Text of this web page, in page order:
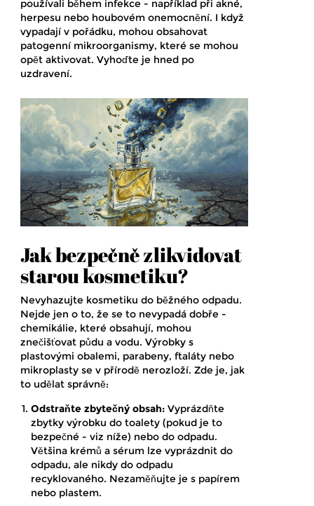
používali během infekce - například při akné,
herpesu nebo houbovém onemocnění. I když
vypadají v pořádku, mohou obsahovat
patogenní mikroorganismy, které se mohou
opět aktivovat. Vyhoďte je hned po
uzdravení.
Jak bezpečně zlikvidovat
starou kosmetiku?
Nevyhazujte kosmetiku do běžného odpadu.
Nejde jen o to, že se to nevypadá dobře -
chemikálie, které obsahují, mohou
znečišťovat půdu a vodu. Výrobky s
plastovými obalemi, parabeny, ftaláty nebo
mikroplasty se v přírodě nerozloží. Zde je, jak
to udělat správně:
Odstraňte zbytečný obsah: Vyprázdňte
zbytky výrobku do toalety (pokud je to
bezpečné - viz níže) nebo do odpadu.
Většina krémů a sérum lze vyprázdnit do
odpadu, ale nikdy do odpadu
recyklovaného. Nezaměňujte je s papírem
nebo plastem.